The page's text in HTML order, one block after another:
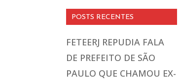
POSTS RECENTES
FETEERJ REPUDIA FALA
DE PREFEITO DE SÃO
PAULO QUE CHAMOU EX-